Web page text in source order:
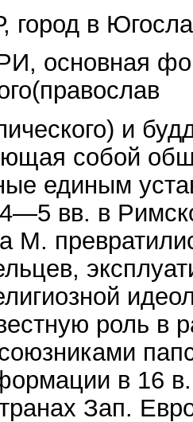
в
основная
и
собой
единым
вв. в
М.
роль в
в 16
Зап.